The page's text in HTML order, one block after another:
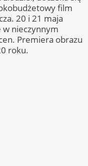
film
20 i 21 maja
w nieczynnym
Premiera obrazu
roku.